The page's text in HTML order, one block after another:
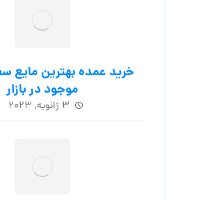
خرید عمده بهترین مایع
موجود در بازار
۳ ژانویه, ۲۰۲۳